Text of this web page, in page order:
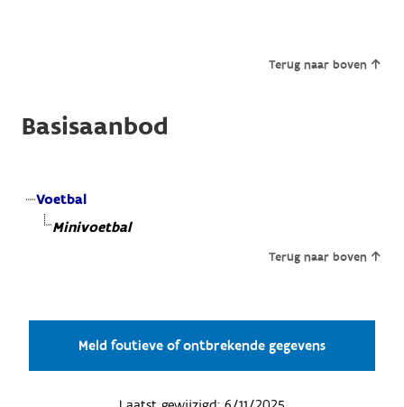
Terug naar boven
Basisaanbod
Voetbal
Minivoetbal
Terug naar boven
Meld foutieve of ontbrekende gegevens